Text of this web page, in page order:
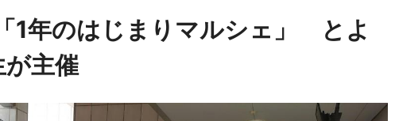
1年のはじまりマルシェ」 とよ
主催